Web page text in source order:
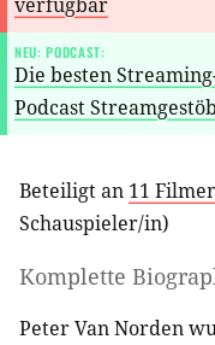
NEU: PODCAST:
Die besten
Podcast
Beteiligt an 11
Schauspieler/in)
Komplette
Peter Van Norden